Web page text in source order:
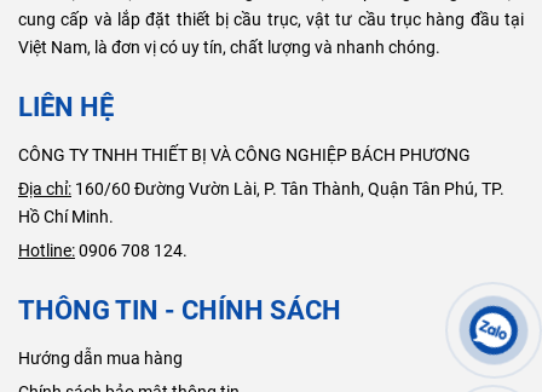
cung cấp và lắp đặt thiết bị cầu trục, vật tư cầu trục hàng đầu tại
Việt Nam, là đơn vị có uy tín, chất lượng và nhanh chóng.
LIÊN HỆ
CÔNG TY TNHH THIẾT BỊ VÀ CÔNG NGHIỆP BÁCH PHƯƠNG
Địa chỉ: 160/60 Đường Vườn Lài, P. Tân Thành, Quận Tân Phú, TP.
Hồ Chí Minh.
Hotline:0906 708 124.
THÔNG TIN - CHÍNH SÁCH
Hướng dẫn mua hàng